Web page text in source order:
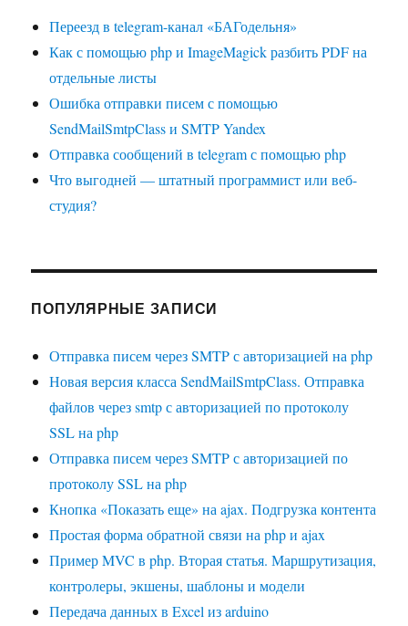
Переезд в telegram-канал «БАГодельня»
Как с помощью php и ImageMagick разбить PDF на
отдельные листы
Ошибка отправки писем с помощью
SendMailSmtpClass и SMTP Yandex
Отправка сообщений в telegram с помощью php
Что выгодней — штатный программист или веб-
студия?
ПОПУЛЯРНЫЕ ЗАПИСИ
Отправка писем через SMTP с авторизацией на php
Новая версия класса SendMailSmtpClass. Отправка
файлов через smtp с авторизацией по протоколу
SSL на php
Отправка писем через SMTP с авторизацией по
протоколу SSL на php
Кнопка «Показать еще» на ajax. Подгрузка контента
Простая форма обратной связи на php и ajax
Пример MVC в php. Вторая статья. Маршрутизация,
контролеры, экшены, шаблоны и модели
Передача данных в Excel из arduino